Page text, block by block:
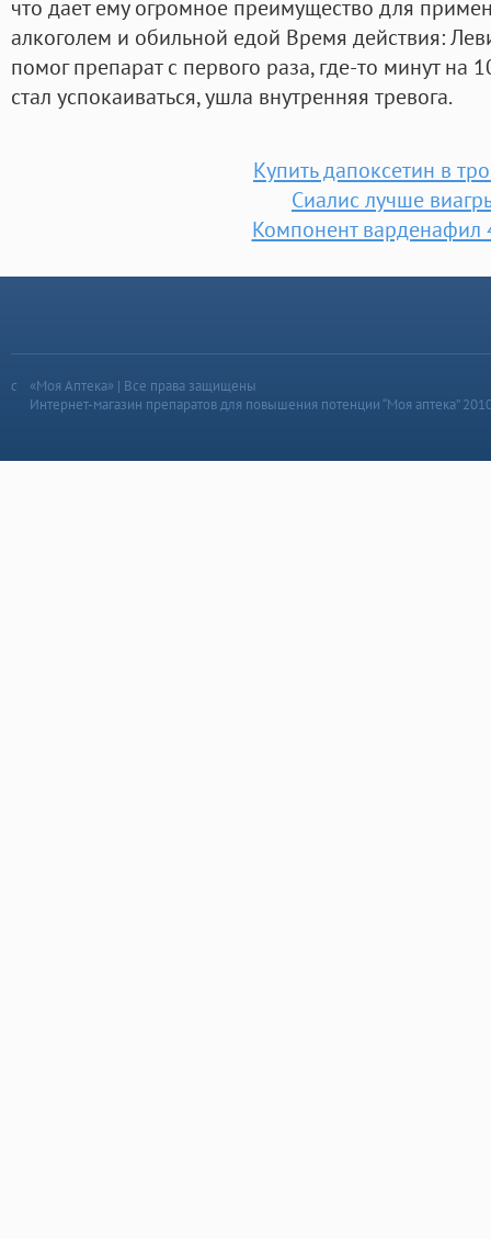
что дает ему огромное преимущество для
алкоголем и обильной едой Время действия:
помог препарат с первого раза, где-то минут на
стал успокаиваться, ушла внутренняя тревога.
Купить дапоксетин в
Сиалис лучше
Компонент варденафил
«Моя Аптека» | Все права защищены
Интернет-магазин препаратов для повышения потенции “Моя аптека”